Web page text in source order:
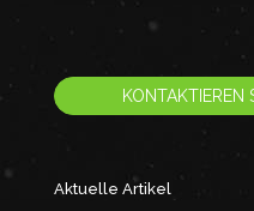
KONTAKTIEREN
Aktuelle Artikel